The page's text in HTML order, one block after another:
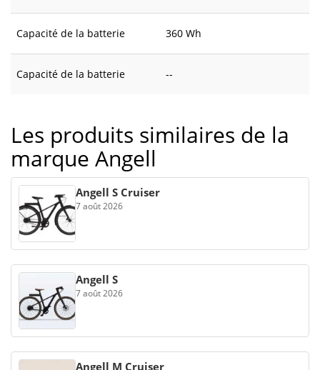
Capacité de la batterie 360 Wh
Capacité de la batterie --
Les produits similaires de la
marque Angell
Angell S Cruiser
7 août 2026
Angell S
7 août 2026
Angell M Cruiser